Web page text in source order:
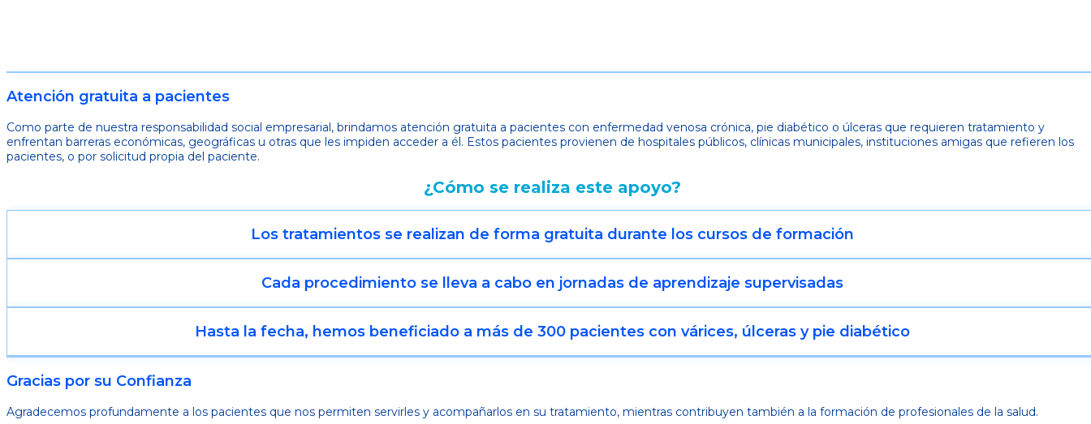
Atención gratuita a pacientes
Como parte de nuestra responsabilidad social empresarial, brindamos atención gratuita a pacientes con enfermedad venosa crónica, pie diabético o úlceras que requieren tratamiento y
enfrentan barreras económicas, geográficas u otras que les impiden acceder a él. Estos pacientes provienen de hospitales públicos, clínicas municipales, instituciones amigas que refieren los
pacientes, o por solicitud propia del paciente.
¿Cómo se realiza este apoyo?
Los tratamientos se realizan de forma gratuita durante los cursos de formación
Cada procedimiento se lleva a cabo en jornadas de aprendizaje supervisadas
Hasta la fecha, hemos beneficiado a más de 300 pacientes con várices, úlceras y pie diabético
Gracias por su Confianza
Agradecemos profundamente a los pacientes que nos permiten servirles y acompañarlos en su tratamiento, mientras contribuyen también a la formación de profesionales de la salud.